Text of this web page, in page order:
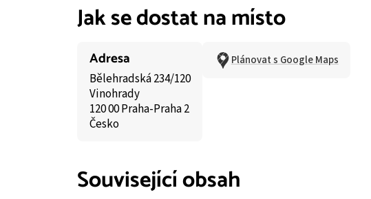
Jak se dostat na místo
Adresa
Bělehradská 234/120
Vinohrady
120 00 Praha-Praha 2
Česko
Plánovat s Google Maps
Související obsah